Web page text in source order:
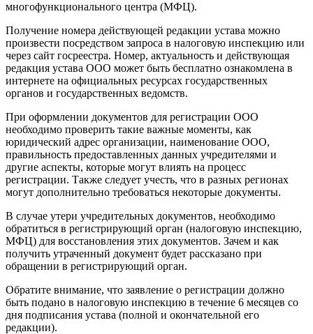
многофункционального центра (МФЦ).
Получение номера действующей редакции устава можно
произвести посредством запроса в налоговую инспекцию или
через сайт госреестра. Номер, актуальность и действующая
редакция устава ООО может быть бесплатно ознакомлена в
интернете на официальных ресурсах государственных
органов и государственных ведомств.
При оформлении документов для регистрации ООО
необходимо проверить такие важные моменты, как
юридический адрес организации, наименование ООО,
правильность предоставленных данных учредителями и
другие аспекты, которые могут влиять на процесс
регистрации. Также следует учесть, что в разных регионах
могут дополнительно требоваться некоторые документы.
В случае утери учредительных документов, необходимо
обратиться в регистрирующий орган (налоговую инспекцию,
МФЦ) для восстановления этих документов. Зачем и как
получить утраченный документ будет рассказано при
обращении в регистрирующий орган.
Обратите внимание, что заявление о регистрации должно
быть подано в налоговую инспекцию в течение 6 месяцев со
дня подписания устава (полной и окончательной его
редакции).